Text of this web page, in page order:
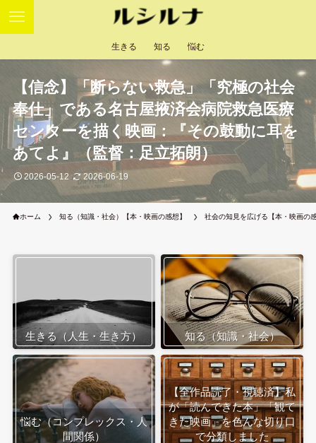
生きる 知る 悩む
【信念】「断らない救急」「究極の社会
奉仕」である名古屋掖済会病院救急医療
センターを描く映画：『その鼓動に耳を
あてよ』（監督：足立拓朗）
2026-05-12 2026-06-19
ホーム 知る（知識・社会）【本・映画の感想】 社会の知見を広げる【本・映画の
生きる（人生・生き方） 知る（知識・社会）
悩む（コンプレックス・人
間関係）
【全作品読了・視聴済】私
が「読んできた本」「観て
きた映画」を色んな切り口
で分類しました